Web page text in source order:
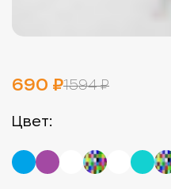
690 ₽1594 ₽
Цвет: